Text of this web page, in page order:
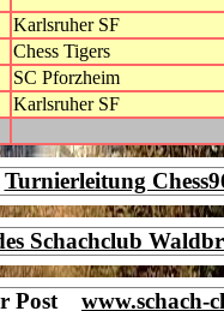
Karlsruher SF
Chess Tigers
SC Pforzheim
Karlsruher SF
Turnierleitung
Schachclub
Post www.schach-